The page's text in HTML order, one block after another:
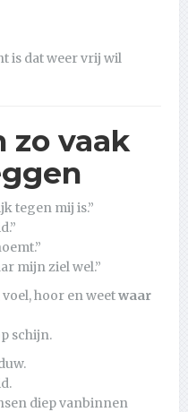
is dat weer vrij wil
zo vaak
tegen mij is.”
mijn ziel wel.”
hoor en weetwaar
schijn.
diep vanbinnen